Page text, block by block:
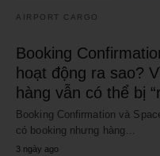
AIRPORT CARGO
Booking
hoạt động ra sao?
hàng vẫn có thể bị
Booking Confirmation và
có booking nhưng hàng…
3 ngày ago